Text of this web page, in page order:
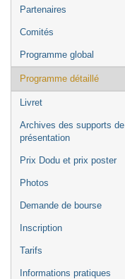
Partenaires
Comités
Programme global
Programme détaillé
Livret
Archives des supports de
présentation
Prix Dodu et prix poster
Photos
Demande de bourse
Inscription
Tarifs
Informations pratiques